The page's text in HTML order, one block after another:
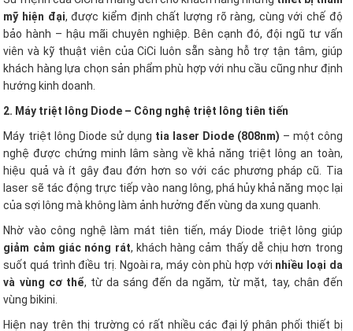
mỹ hiện đại, được kiểm định chất lượng rõ ràng, cùng với chế độ
bảo hành – hậu mãi chuyên nghiệp. Bên cạnh đó, đội ngũ tư vấn
viên và kỹ thuật viên của CiCi luôn sẵn sàng hỗ trợ tận tâm, giúp
khách hàng lựa chọn sản phẩm phù hợp với nhu cầu cũng như định
hướng kinh doanh.
2. Máy triệt lông Diode – Công nghệ triệt lông tiên tiến
Máy triệt lông Diode sử dụng tia laser Diode (808nm) – một công
nghệ được chứng minh lâm sàng về khả năng triệt lông an toàn,
hiệu quả và ít gây đau đớn hơn so với các phương pháp cũ. Tia
laser sẽ tác động trực tiếp vào nang lông, phá hủy khả năng mọc lại
của sợi lông mà không làm ảnh hưởng đến vùng da xung quanh.
Nhờ vào công nghệ làm mát tiên tiến, máy Diode triệt lông giúp
giảm cảm giác nóng rát, khách hàng cảm thấy dễ chịu hơn trong
suốt quá trình điều trị. Ngoài ra, máy còn phù hợp với nhiều loại da
và vùng cơ thể, từ da sáng đến da ngăm, từ mặt, tay, chân đến
vùng bikini.
Hiện nay trên thị trường có rất nhiều các đại lý phân phối thiết bị